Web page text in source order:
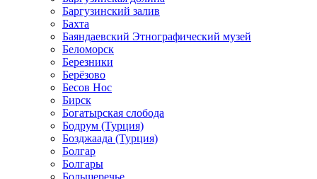
Баргузинский залив
Бахта
Баяндаевский Этнографический музей
Беломорск
Березники
Берёзово
Бесов Нос
Бирск
Богатырская слобода
Бодрум (Турция)
Бозджаада (Турция)
Болгар
Болгары
Большеречье